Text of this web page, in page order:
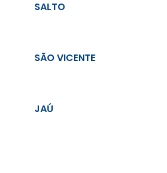
SALTO
SÃO VICENTE
JAÚ